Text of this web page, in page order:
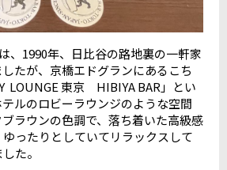
、1990年、日比谷の路地裏の一軒家
たが、京橋エドグランにあるこち
LOUNGE 東京 HIBIYA BAR」とい
ルのロビーラウンジのような空間
ラウンの色調で、落ち着いた高級感
ったりとしていてリラックスして
た。